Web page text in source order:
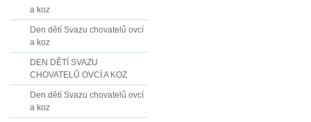
a koz
Den dětí Svazu chovatelů ovcí
a koz
DEN DĚTÍ SVAZU
CHOVATELŮ OVCÍ A KOZ
Den dětí Svazu chovatelů ovcí
a koz